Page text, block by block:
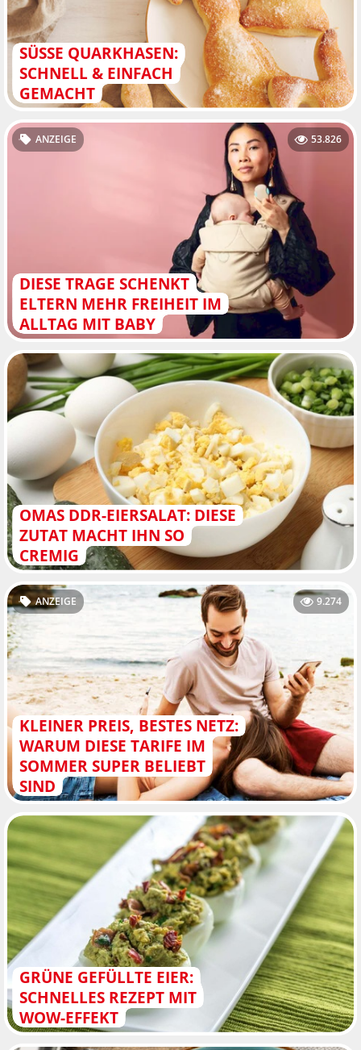
SÜSSE QUARKHASEN: S
CHNELL & EINFACH G
EMACHT
DIESE TRAGE SCHENKT
ELTERN MEHR FREIHEIT IM
ALLTAG MIT BABY
ANZEIGE 53.826
OMAS DDR-EIERSALAT: DIESE
ZUTAT MACHT IHN SO
CREMIG
KLEINER PREIS, BESTES NETZ:
WARUM DIESE TARIFE IM
SOMMER SUPER BELIEBT
SIND
ANZEIGE 9.274
GRÜNE GEFÜLLTE EIER:
SCHNELLES REZEPT MIT
WOW-EFFEKT